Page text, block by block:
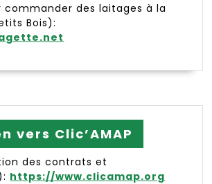
commander des laitages à la
Bois):
vers Clic’AMAP
des contrats et
https://www.clicamap.org